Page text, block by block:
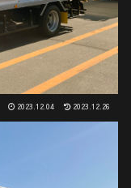
2023.12.04 2023.12.26